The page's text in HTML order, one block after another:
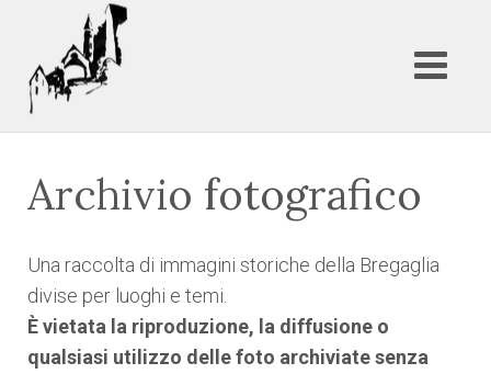
Archivio fotografico
Una raccolta di immagini storiche della Bregaglia
divise per luoghi e temi.
È vietata la riproduzione, la diffusione o
qualsiasi utilizzo delle foto archiviate senza